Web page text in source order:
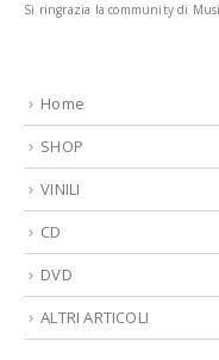
Si ringrazia la community di
Home
SHOP
VINILI
CD
DVD
ALTRI ARTICOLI